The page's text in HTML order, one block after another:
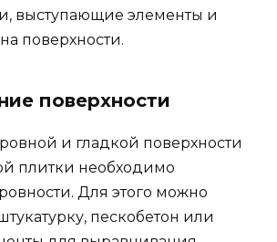
выступающие элементы и
поверхности.
поверхности
и гладкой поверхности
плитки необходимо
Для этого можно
пескобетон или